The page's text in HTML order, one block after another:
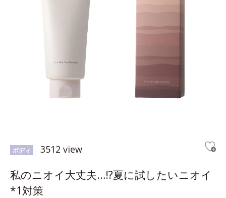
ボディ 3512 view
私のニオイ大丈夫…!?夏に試したいニオイ
*1対策